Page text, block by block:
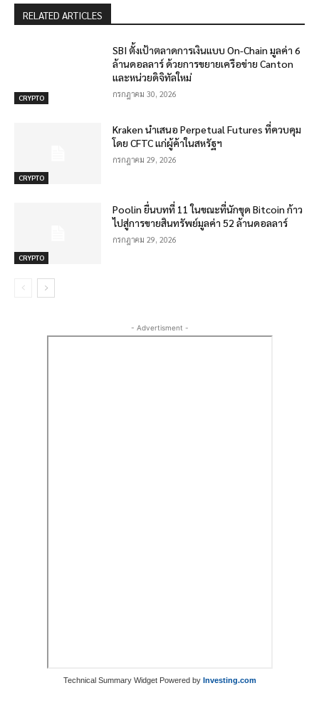
RELATED ARTICLES
CRYPTO
SBI ตั้งเป้าตลาดการเงินแบบ On-Chain มูลค่า 6
ล้านดอลลาร์ ด้วยการขยายเครือข่าย Canton
และหน่วยดิจิทัลใหม่
กรกฎาคม 30, 2026
CRYPTO
Kraken นำเสนอ Perpetual Futures ที่ควบคุม
โดย CFTC แก่ผู้ค้าในสหรัฐฯ
กรกฎาคม 29, 2026
CRYPTO
Poolin ยื่นบทที่ 11 ในขณะที่นักขุด Bitcoin ก้าว
ไปสู่การขายสินทรัพย์มูลค่า 52 ล้านดอลลาร์
กรกฎาคม 29, 2026
- Advertisment -
Technical Summary Widget Powered by Investing.com